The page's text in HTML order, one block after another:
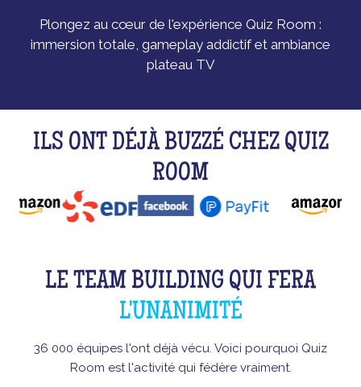
Plongez au cœur de l'expérience Quiz Room :
immersion totale, gameplay addictif et ambiance
plateau TV
ILS ONT DÉJÀ BUZZÉ CHEZ QUIZ
ROOM
LE TEAM BUILDING QUI FERA
L'UNANIMITÉ
36 000 équipes l'ont déjà vécu. Voici pourquoi Quiz
Room est l'activité qui fédère vraiment.